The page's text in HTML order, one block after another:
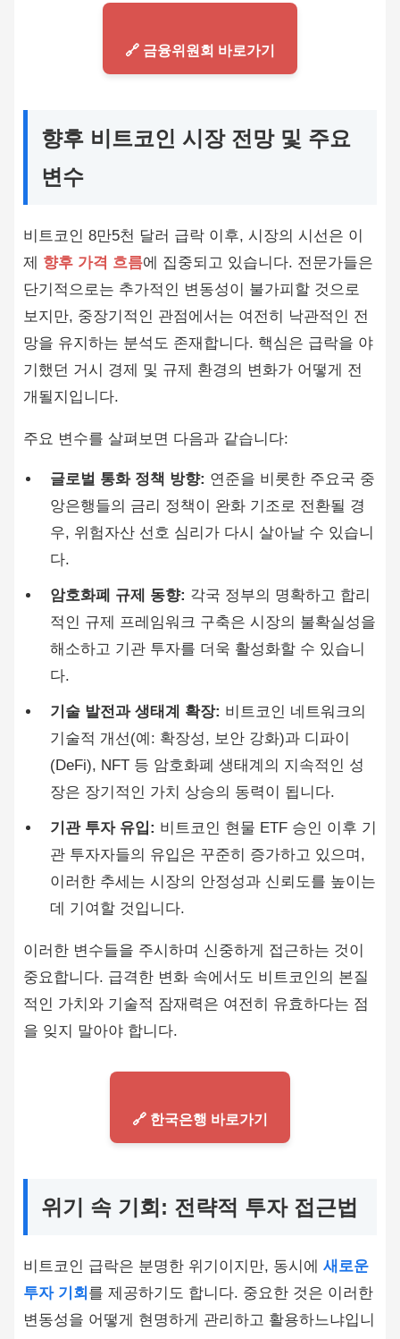
🔗 금융위원회 바로가기
향후 비트코인 시장 전망 및 주요
변수
비트코인 8만5천 달러 급락 이후, 시장의 시선은 이
제 향후 가격 흐름에 집중되고 있습니다. 전문가들은
단기적으로는 추가적인 변동성이 불가피할 것으로
보지만, 중장기적인 관점에서는 여전히 낙관적인 전
망을 유지하는 분석도 존재합니다. 핵심은 급락을 야
기했던 거시 경제 및 규제 환경의 변화가 어떻게 전
개될지입니다.
주요 변수를 살펴보면 다음과 같습니다:
글로벌 통화 정책 방향: 연준을 비롯한 주요국 중
앙은행들의 금리 정책이 완화 기조로 전환될 경
우, 위험자산 선호 심리가 다시 살아날 수 있습니
다.
암호화폐 규제 동향: 각국 정부의 명확하고 합리
적인 규제 프레임워크 구축은 시장의 불확실성을
해소하고 기관 투자를 더욱 활성화할 수 있습니
다.
기술 발전과 생태계 확장: 비트코인 네트워크의
기술적 개선(예: 확장성, 보안 강화)과 디파이
(DeFi), NFT 등 암호화폐 생태계의 지속적인 성
장은 장기적인 가치 상승의 동력이 됩니다.
기관 투자 유입: 비트코인 현물 ETF 승인 이후 기
관 투자자들의 유입은 꾸준히 증가하고 있으며,
이러한 추세는 시장의 안정성과 신뢰도를 높이는
데 기여할 것입니다.
이러한 변수들을 주시하며 신중하게 접근하는 것이
중요합니다. 급격한 변화 속에서도 비트코인의 본질
적인 가치와 기술적 잠재력은 여전히 유효하다는 점
을 잊지 말아야 합니다.
🔗 한국은행 바로가기
위기 속 기회: 전략적 투자 접근법
비트코인 급락은 분명한 위기이지만, 동시에 새로운
투자 기회 를 제공하기도 합니다. 중요한 것은 이러한
변동성을 어떻게 현명하게 관리하고 활용하느냐입니